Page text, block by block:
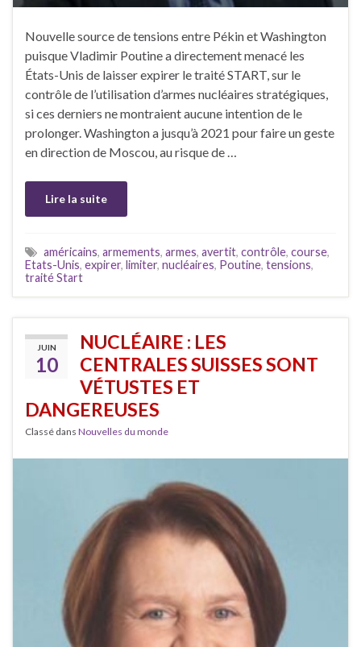
Nouvelle source de tensions entre Pékin et Washington
puisque Vladimir Poutine a directement menacé les
États-Unis de laisser expirer le traité START, sur le
contrôle de l’utilisation d’armes nucléaires stratégiques,
si ces derniers ne montraient aucune intention de le
prolonger. Washington a jusqu’à 2021 pour faire un geste
en direction de Moscou, au risque de …
Lire la suite
américains, armements, armes, avertit, contrôle, course,
Etats-Unis, expirer, limiter, nucléaires, Poutine, tensions,
traité Start
JUIN
10
NUCLÉAIRE : LES
CENTRALES SUISSES SONT
VÉTUSTES ET
DANGEREUSES
Classé dans Nouvelles du monde